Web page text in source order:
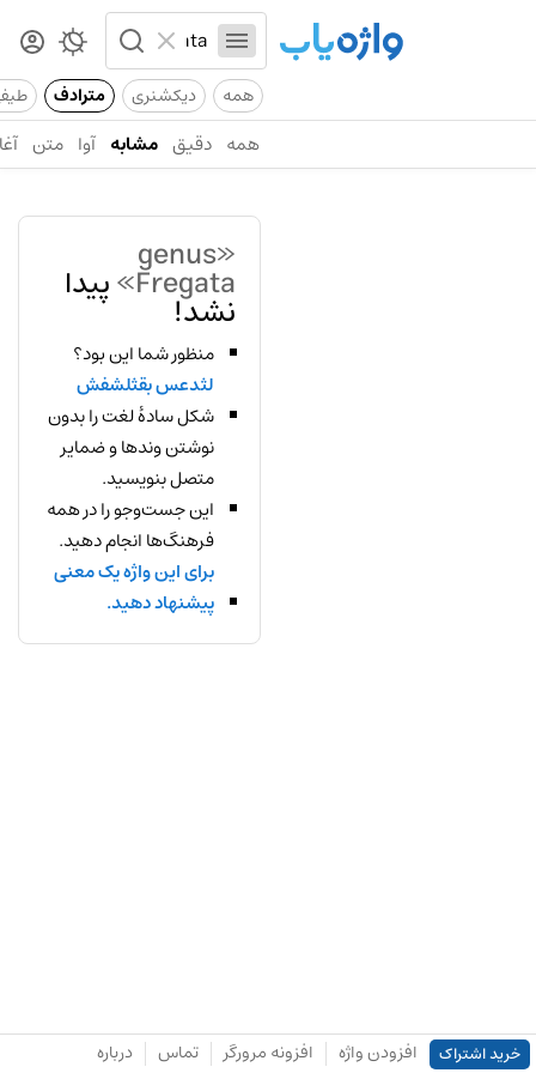
همه دیکشنری مترادف
همه دقیق مشابه آوا متن
«genus
Fregata» پیدا
نشد!
منظور شما این بود؟
لثدعس بقثلشفش
شکل سادهٔ لغت را بدون
نوشتن وندها و ضمایر
متصل بنویسید.
این جست‌وجو را در همه
فرهنگ‌ها انجام دهید.
برای این واژه یک معنی
پیشنهاد دهید.
خرید اشتراک افزودن واژه افزونه مرورگر تماس درباره